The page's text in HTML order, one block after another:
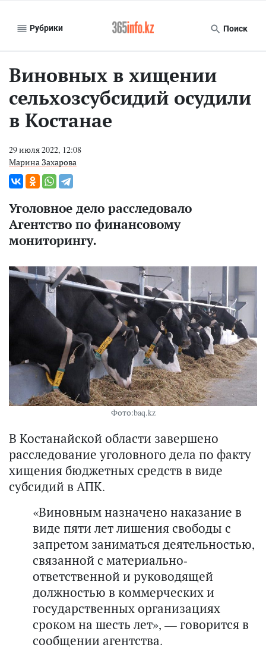
Рубрики Поиск
Виновных в хищении
сельхозсубсидий осудили
в Костанае
29 июля 2022, 12:08
Марина Захарова
Уголовное дело расследовало
Агентство по финансовому
мониторингу.
Фото:baq.kz
В Костанайской области завершено
расследование уголовного дела по факту
хищения бюджетных средств в виде
субсидий в АПК.
«Виновным назначено наказание в
виде пяти лет лишения свободы с
запретом заниматься деятельностью,
связанной с материально-
ответственной и руководящей
должностью в коммерческих и
государственных организациях
сроком на шесть лет», — говорится в
сообщении агентства.